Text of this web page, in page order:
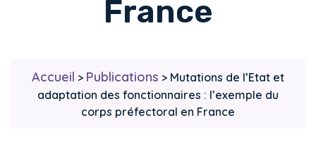
France
Accueil > Publications > Mutations de l’Etat et
adaptation des fonctionnaires : l’exemple du
corps préfectoral en France